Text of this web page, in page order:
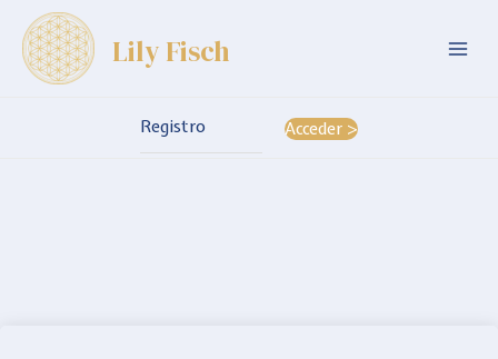
contenido
Lily Fisch
Registro Acceder >